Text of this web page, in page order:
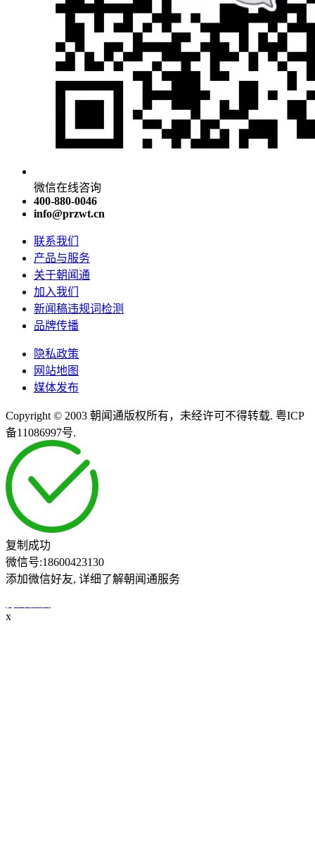
微信在线咨询
400-880-0046
info@przwt.cn
联系我们
产品与服务
关于朝闻通
加入我们
新闻稿违规词检测
品牌传播
隐私政策
网站地图
媒体发布
Copyright © 2003 朝闻通版权所有，未经许可不得转载. 粤ICP
备11086997号.
复制成功
微信号:18600423130
添加微信好友, 详细了解朝闻通服务
x